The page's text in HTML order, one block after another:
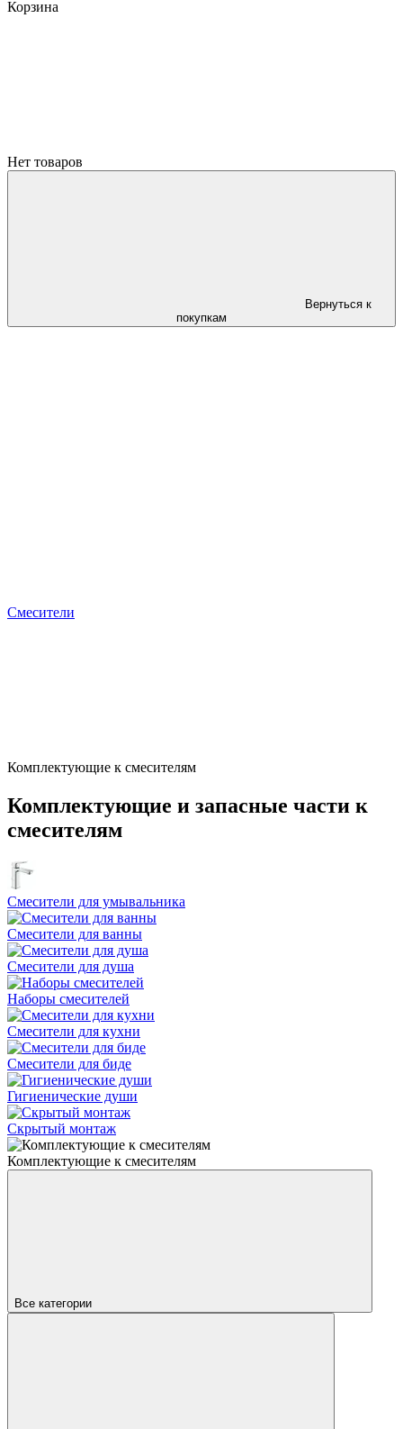
Корзина
Нет товаров
Вернуться к
покупкам
Смесители
Комплектующие к смесителям
Комплектующие и запасные части к
смесителям
Смесители для умывальника
Смесители для ванны
Смесители для душа
Наборы смесителей
Смесители для кухни
Смесители для биде
Гигиенические души
Скрытый монтаж
Комплектующие к смесителям
Все категории